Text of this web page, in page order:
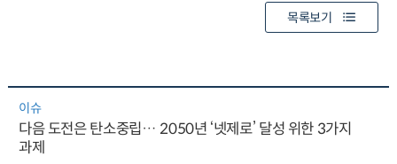
목록보기
이슈
다음 도전은 탄소중립… 2050년 ‘넷제로’ 달성 위한 3가지
과제